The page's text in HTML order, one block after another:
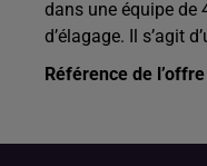
dans une équipe de
d’élagage. Il s’agit
Référence de